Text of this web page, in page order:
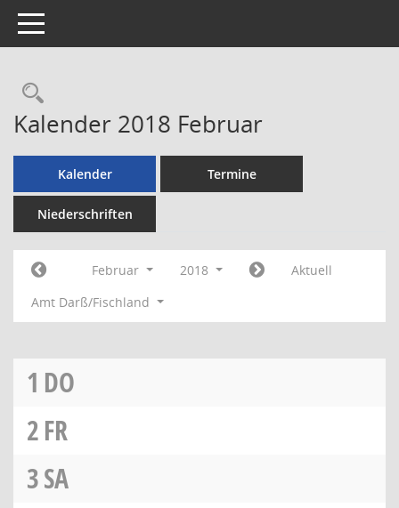
Toggle navigation
Rechercheauswahl
Kalender 2018 Februar
Kalender Termine
Niederschriften
Februar 2018
Aktuell
Amt Darß/Fischland
1 DO
2FR
3SA